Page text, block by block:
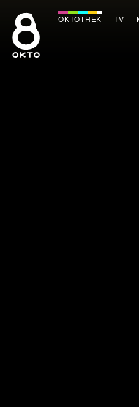
Inhalt
springen
OKTOTHEK TV